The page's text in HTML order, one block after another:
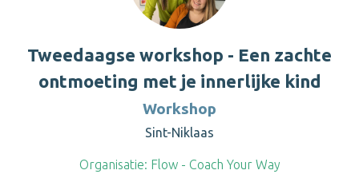
Tweedaagse workshop - Een zachte
ontmoeting met je innerlijke kind
Workshop
Sint-Niklaas
Organisatie: Flow - Coach Your Way